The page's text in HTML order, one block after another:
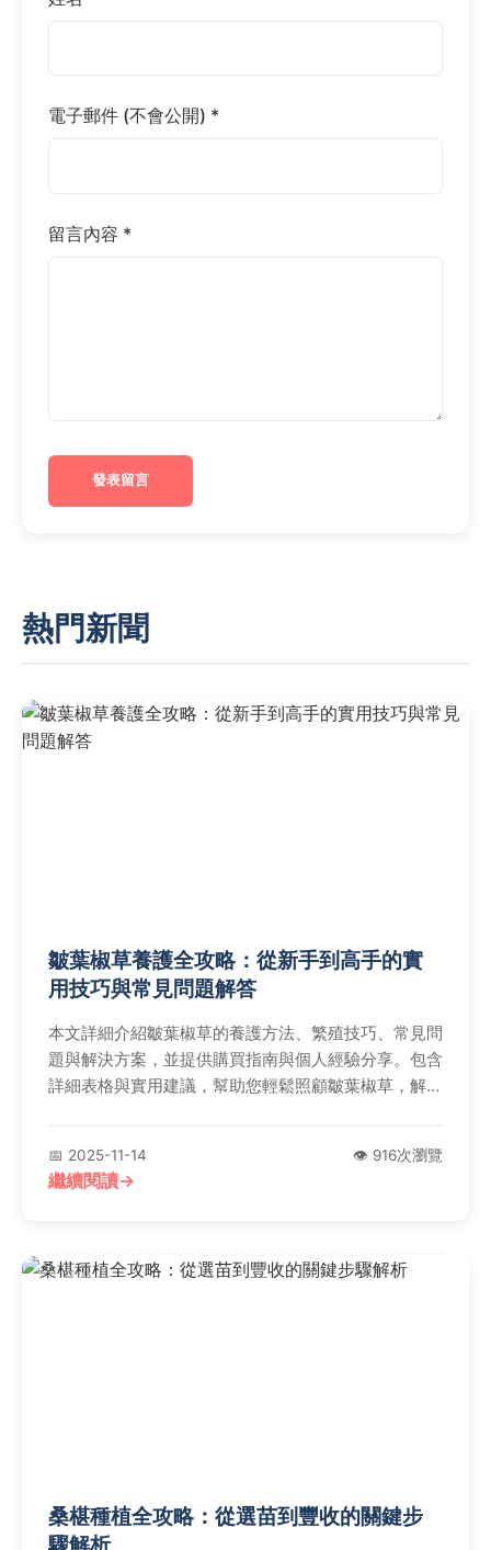
電子郵件 (不會公開) *
留言內容 *
發表留言
熱門新聞
皺葉椒草養護全攻略：從新手到高手的實
用技巧與常見問題解答
本文詳細介紹皺葉椒草的養護方法、繁殖技巧、常見問
題與解決方案，並提供購買指南與個人經驗分享。包含
詳細表格與實用建議，幫助您輕鬆照顧皺葉椒草，解決
📅 2025-11-14 👁️ 916次瀏覽
繼續閱讀
桑椹種植全攻略：從選苗到豐收的關鍵步
驟解析